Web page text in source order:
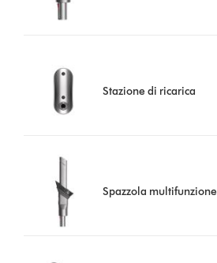
Stazione di ricarica
Spazzola multifunzione